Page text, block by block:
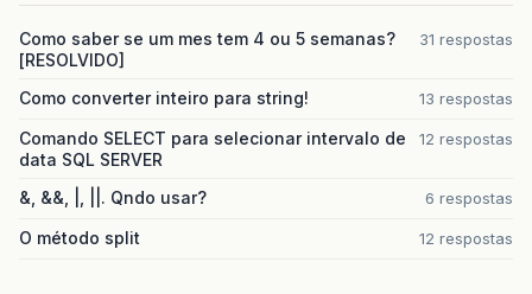
Como saber se um mes tem 4 ou 5 semanas?
[RESOLVIDO]
31 respostas
Como converter inteiro para string! 13 respostas
Comando SELECT para selecionar intervalo de
data SQL SERVER
12 respostas
&, &&, |, ||. Qndo usar? 6 respostas
O método split 12 respostas